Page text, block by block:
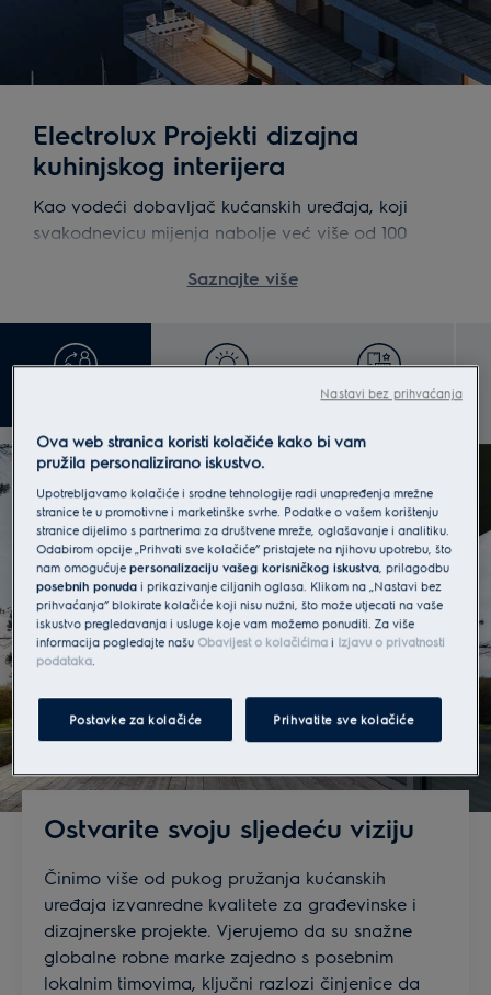
Electrolux Projekti dizajna
kuhinjskog interijera
Kao vodeći dobavljač kućanskih uređaja, koji
svakodnevicu mijenja nabolje već više od 100
sjajno korisničko iskustvo našim proizvodima i
Želimo biti pokretačka snaga u definiranju
opsežno znanje o osobitostima europskog tržišta,
uključujući standarde gradnje i dizajna, kuhinjske
trendove, potrošače i uvide u upotrebljivost
uređaja.
Saznajte više
Izvrsnost dizajna
Ostvarite svoju sljedeću viziju
Činimo više od pukog pružanja kućanskih
uređaja izvanredne kvalitete za građevinske i
dizajnerske projekte. Vjerujemo da su snažne
globalne robne marke zajedno s posebnim
lokalnim timovima, ključni razlozi činjenice da
Ova web stranica koristi kolačiće kako bi vam
pružila personalizirano iskustvo.
Upotrebljavamo kolačiće i srodne tehnologije radi unapređenja mrežne
stranice te u promotivne i marketinške svrhe. Podatke o vašem korištenju
stranice dijelimo s partnerima za društvene mreže, oglašavanje i analitiku.
Odabirom opcije „Prihvati sve kolačiće” pristajete na njihovu upotrebu, što
nam omogućujepersonalizaciju vašeg korisničkog iskustva, prilagodbu
posebnih ponuda i prikazivanje ciljanih oglasa. Klikom na „Nastavi bez
prihvaćanja” blokirate kolačiće koji nisu nužni, što može utjecati na vaše
iskustvo pregledavanja i usluge koje vam možemo ponuditi. Za više
informacija pogledajte našu Obavijest o kolačićima i Izjavu o privatnosti
podataka.
Postavke za kolačiće Prihvatite sve kolačiće
Nastavi bez prihvaćanja